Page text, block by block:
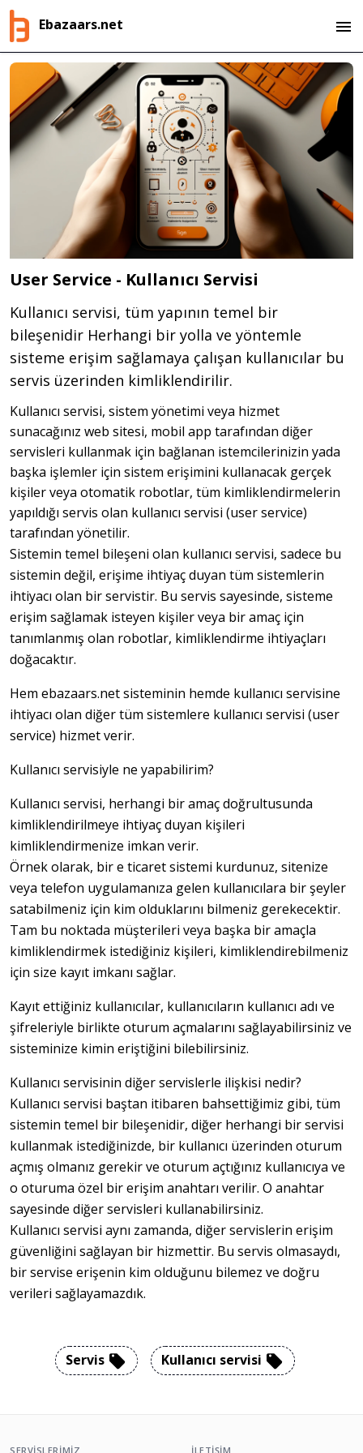
Ebazaars.net
User Service - Kullanıcı Servisi
Kullanıcı servisi, tüm yapının temel bir
bileşenidir Herhangi bir yolla ve yöntemle
sisteme erişim sağlamaya çalışan kullanıcılar bu
servis üzerinden kimliklendirilir.
Kullanıcı servisi, sistem yönetimi veya hizmet
sunacağınız web sitesi, mobil app tarafından diğer
servisleri kullanmak için bağlanan istemcilerinizin yada
başka işlemler için sistem erişimini kullanacak gerçek
kişiler veya otomatik robotlar, tüm kimliklendirmelerin
yapıldığı servis olan kullanıcı servisi (user service)
tarafından yönetilir.
Sistemin temel bileşeni olan kullanıcı servisi, sadece bu
sistemin değil, erişime ihtiyaç duyan tüm sistemlerin
ihtiyacı olan bir servistir. Bu servis sayesinde, sisteme
erişim sağlamak isteyen kişiler veya bir amaç için
tanımlanmış olan robotlar, kimliklendirme ihtiyaçları
doğacaktır.
Hem ebazaars.net sisteminin hemde kullanıcı servisine
ihtiyacı olan diğer tüm sistemlere kullanıcı servisi (user
service) hizmet verir.
Kullanıcı servisiyle ne yapabilirim?
Kullanıcı servisi, herhangi bir amaç doğrultusunda
kimliklendirilmeye ihtiyaç duyan kişileri
kimliklendirmenize imkan verir.
Örnek olarak, bir e ticaret sistemi kurdunuz, sitenize
veya telefon uygulamanıza gelen kullanıcılara bir şeyler
satabilmeniz için kim olduklarını bilmeniz gerekecektir.
Tam bu noktada müşterileri veya başka bir amaçla
kimliklendirmek istediğiniz kişileri, kimliklendirebilmeniz
için size kayıt imkanı sağlar.
Kayıt ettiğiniz kullanıcılar, kullanıcıların kullanıcı adı ve
şifreleriyle birlikte oturum açmalarını sağlayabilirsiniz ve
sisteminize kimin eriştiğini bilebilirsiniz.
Kullanıcı servisinin diğer servislerle ilişkisi nedir?
Kullanıcı servisi baştan itibaren bahsettiğimiz gibi, tüm
sistemin temel bir bileşenidir, diğer herhangi bir servisi
kullanmak istediğinizde, bir kullanıcı üzerinden oturum
açmış olmanız gerekir ve oturum açtığınız kullanıcıya ve
o oturuma özel bir erişim anahtarı verilir. O anahtar
sayesinde diğer servisleri kullanabilirsiniz.
Kullanıcı servisi aynı zamanda, diğer servislerin erişim
güvenliğini sağlayan bir hizmettir. Bu servis olmasaydı,
bir servise erişenin kim olduğunu bilemez ve doğru
verileri sağlayamazdık.
Servis Kullanıcı servisi
SERVISLERIMIZ İLETIŞIM